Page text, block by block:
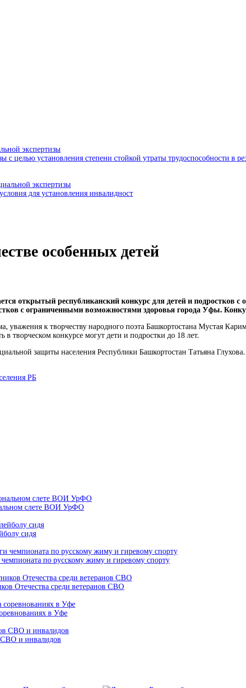
экспертизы
целью установления степени стойкой утраты трудоспособности в
экспертизы
для установления инвалидност
особенных детей
открытый республиканский конкурс для детей и подростков
с ограниченными возможностями здоровья города Уфы.
уважения к творчеству народного поэта Башкортостана Мустая
творческом конкурсе могут дети и подростки до 18 лет.
защиты населения Республики Башкортостан Татьяна Глухова.
РБ
слете ВОИ УрФО
сидя
по русскому жиму и гиревому спорту
Отечества среди ветеранов СВО
в Уфе
СВО и инвалидов